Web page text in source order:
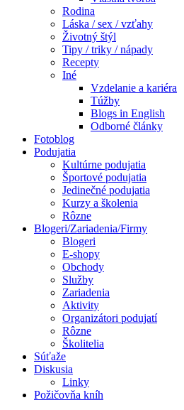
Rodina
Láska / sex / vzťahy
Životný štýl
Tipy / triky / nápady
Recepty
Iné
Vzdelanie a kariéra
Túžby
Blogs in English
Odborné články
Fotoblog
Podujatia
Kultúrne podujatia
Športové podujatia
Jedinečné podujatia
Kurzy a školenia
Rôzne
Blogeri/Zariadenia/Firmy
Blogeri
E-shopy
Obchody
Služby
Zariadenia
Aktivity
Organizátori podujatí
Rôzne
Školitelia
Súťaže
Diskusia
Linky
Požičovňa kníh